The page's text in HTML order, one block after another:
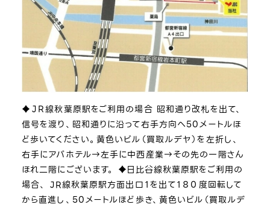
♦ＪＲ線秋葉原駅をご利用の場合 昭和通り改札を出て、
信号を渡り、昭和通りに沿って右手方向へ50メートルほ
ど歩いてください。黄色いビル（買取ルデヤ）を左折し、
右手にアパホテル→左手に中西産業→その先の一階さん
ほれ二階にございます。 ♦日比谷線秋葉原駅をご利用の
場合、 JR線秋葉原駅方面出口１を出て１８０度回転して
から直進し、50メートルほど歩き、黄色いビル（買取ルデ